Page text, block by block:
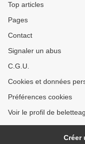
Top articles
Pages
Contact
Signaler un abus
C.G.U.
Cookies et données
Préférences cookies
Voir le profil de
Créer